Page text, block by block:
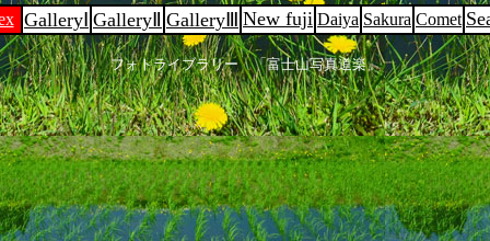
GalleryⅠ GalleryⅡ GalleryⅢ New fuji Daiya Sakura Comet
フォトライブラリー 「富士山写真道楽」